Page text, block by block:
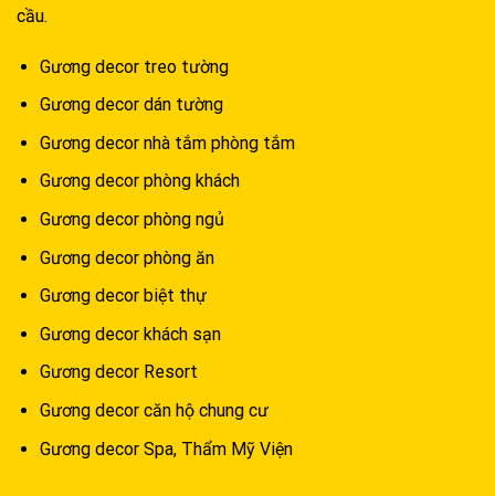
cầu.
Gương decor treo tường
Gương decor dán tường
Gương decor nhà tắm phòng tắm
Gương decor phòng khách
Gương decor phòng ngủ
Gương decor phòng ăn
Gương decor biệt thự
Gương decor khách sạn
Gương decor Resort
Gương decor căn hộ chung cư
Gương decor Spa, Thẩm Mỹ Viện